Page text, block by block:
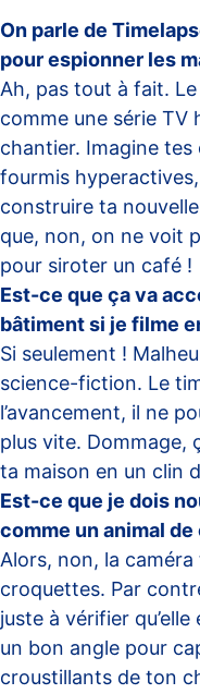
On parle de
pour espionner les
Ah, pas tout à fait.
comme une série TV
chantier. Imagine
fourmis
construire ta
que, non, on ne voit
pour siroter un café !
Est-ce que ça va
bâtiment si je filme
Si seulement !
science-fiction. Le
l’avancement, il ne
plus vite. Dommage,
ta maison en un clin
Est-ce que je dois
comme un animal de
Alors, non, la caméra
croquettes. Par
juste à vérifier
un bon angle pour
croustillants de ton